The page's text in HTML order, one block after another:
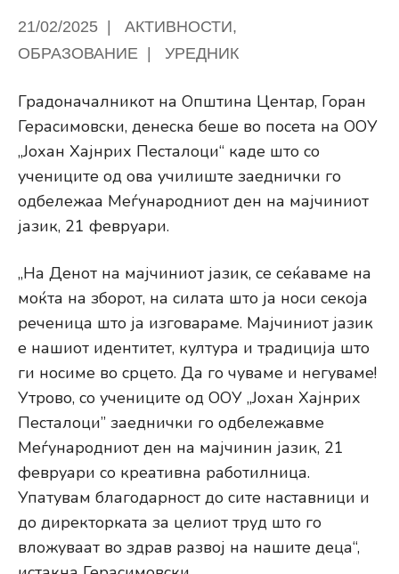
21/02/2025 АКТИВНОСТИ,
ОБРАЗОВАНИЕ
УРЕДНИК
Градоначалникот на Општина Центар, Горан
Герасимовски, денеска беше во посета на ООУ
„Јохан Хајнрих Песталоци“ каде што со
учениците од ова училиште заеднички го
одбележаа Меѓународниот ден на мајчиниот
јазик, 21 февруари.
„На Денот на мајчиниот јазик, се сеќаваме на
моќта на зборот, на силата што ја носи секоја
реченица што ја изговараме. Мајчиниот јазик
е нашиот идентитет, култура и традиција што
ги носиме во срцето. Да го чуваме и негуваме!
Утрово, со учениците од ООУ „Јохан Хајнрих
Песталоци” заеднички го одбележавме
Меѓународниот ден на мајчинин јазик, 21
февруари со креативна работилница.
Упатувам благодарност до сите наставници и
до директорката за целиот труд што го
вложуваат во здрав развој на нашите деца“,